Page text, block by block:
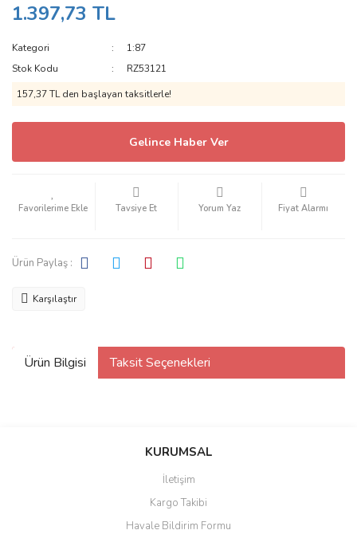
1.397,73 TL
Kategori
1:87
Stok Kodu
RZ53121
157,37 TL den başlayan taksitlerle!
Gelince Haber Ver
Tavsiye Et Yorum Yaz Fiyat Alarmı
Ürün Paylaş :
Karşılaştır
Ürün Bilgisi Taksit Seçenekleri
KURUMSAL
İletişim
Kargo Takibi
Havale Bildirim Formu